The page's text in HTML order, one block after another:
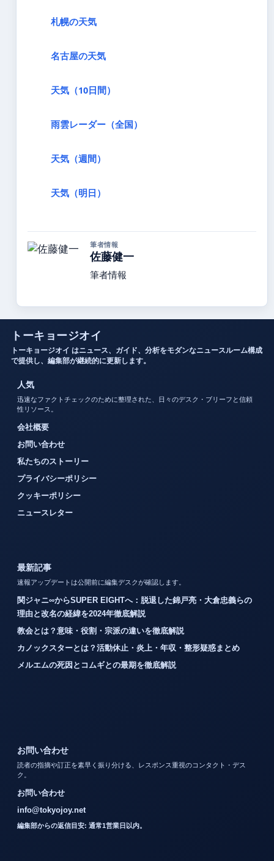
札幌の天気
名古屋の天気
天気（10日間）
雨雲レーダー（全国）
天気（週間）
天気（明日）
筆者情報
佐藤健一
筆者情報
トーキョージオイ
トーキョージオイ はニュース、ガイド、分析をモダンなニュースルーム構成
で提供し、編集部が継続的に更新します。
人気
迅速なファクトチェックのために整理された、日々のデスク・ブリーフと信頼
性リソース。
会社概要
お問い合わせ
私たちのストーリー
プライバシーポリシー
クッキーポリシー
ニュースレター
最新記事
速報アップデートは公開前に編集デスクが確認します。
関ジャニ∞からSUPER EIGHTへ：脱退した錦戸亮・大倉忠義らの
理由と改名の経緯を2024年徹底解説
教会とは？意味・役割・宗派の違いを徹底解説
カノックスターとは？活動休止・炎上・年収・整形疑惑まとめ
メルエムの死因とコムギとの最期を徹底解説
お問い合わせ
読者の指摘や訂正を素早く振り分ける、レスポンス重視のコンタクト・デス
ク。
お問い合わせ
info@tokyojoy.net
編集部からの返信目安: 通常1営業日以内。